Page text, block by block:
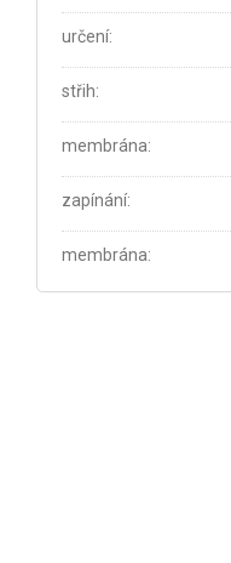
určení:
střih:
membrána:
zapínání:
membrána: